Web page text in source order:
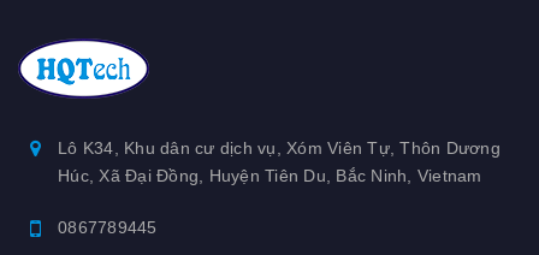
Lô K34, Khu dân cư dịch vụ, Xóm Viên Tự, Thôn Dương
Húc, Xã Đại Đồng, Huyện Tiên Du, Bắc Ninh, Vietnam
0867789445